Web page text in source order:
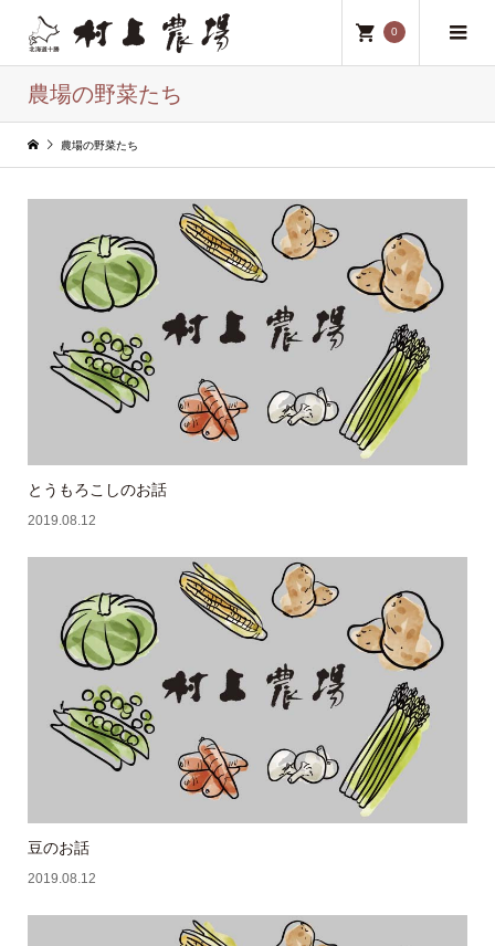
0
農場の野菜たち
農場の野菜たち
とうもろこしのお話
2019.08.12
豆のお話
2019.08.12